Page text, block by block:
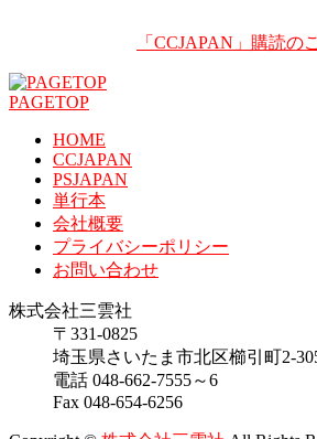
「CCJAPAN」購読の
PAGETOP
HOME
CCJAPAN
PSJAPAN
単行本
会社概要
プライバシーポリシー
お問い合わせ
株式会社三雲社
〒331-0825
埼玉県さいたま市北区櫛引町2-
電話 048-662-7555～6
Fax 048-654-6256